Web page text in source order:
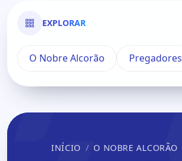
EXPLORAR
O Nobre Alcorão Pregadores
INÍCIO O NOBRE ALCORÃO